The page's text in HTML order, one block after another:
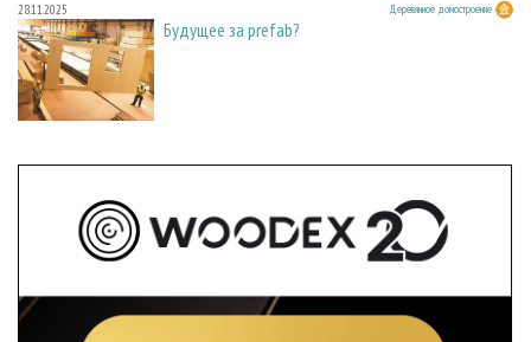
28.11.2025 Деревянное домостроение
Будущее за prefab?